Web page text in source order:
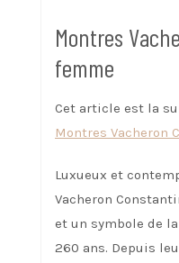
Montres
femme
Cet article est la
Montres Vacheron
Luxueux et
Vacheron
et un symbole de
260 ans. Depuis